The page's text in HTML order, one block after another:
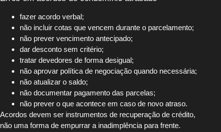
fazer acordo verbal;
não incluir cotas que vencem durante o parcelamento;
não prever vencimento antecipado;
dar desconto sem critério;
tratar devedores de forma desigual;
não aprovar política de negociação quando necessária;
não atualizar o saldo;
não documentar pagamento das parcelas;
não prever o que acontece em caso de novo atraso.
Acordos devem ser instrumentos de recuperação de crédito,
não uma forma de empurrar a inadimplência para frente.